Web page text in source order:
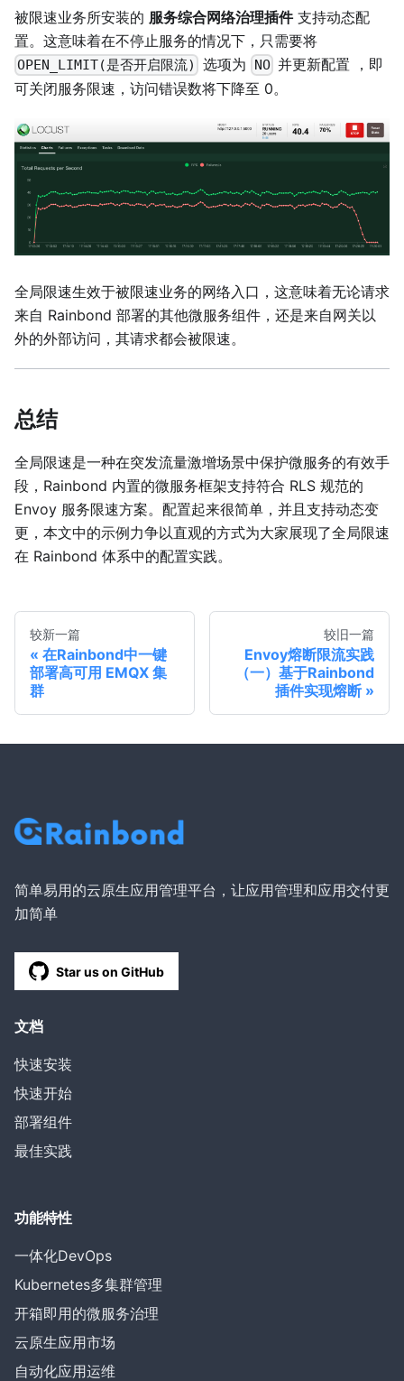
被限速业务所安装的 服务综合网络治理插件支持动态配
置。这意味着在不停止服务的情况下，只需要将
OPEN_LIMIT(是否开启限流) 选项为 NO并更新配置 ，即
可关闭服务限速，访问错误数将下降至 0。
全局限速生效于被限速业务的网络入口，这意味着无论请求
来自 Rainbond 部署的其他微服务组件，还是来自网关以
外的外部访问，其请求都会被限速。
总结
全局限速是一种在突发流量激增场景中保护微服务的有效手
段，Rainbond 内置的微服务框架支持符合 RLS 规范的
Envoy 服务限速方案。配置起来很简单，并且支持动态变
更，本文中的示例力争以直观的方式为大家展现了全局限速
在 Rainbond 体系中的配置实践。
较新一篇
在Rainbond中一键
部署高可用 EMQX 集
群
较旧一篇
Envoy熔断限流实践
（一）基于Rainbond
插件实现熔断
简单易用的云原生应用管理平台，让应用管理和应用交付更
加简单
Star us on GitHub
文档
快速安装
快速开始
部署组件
最佳实践
功能特性
一体化DevOps
Kubernetes多集群管理
开箱即用的微服务治理
云原生应用市场
自动化应用运维